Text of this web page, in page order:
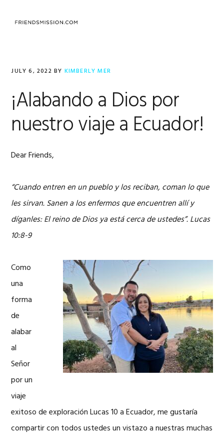
JULY 6, 2022 BY KIMBERLY MER
¡Alabando a Dios por
nuestro viaje a Ecuador!
Dear Friends,
“Cuando entren en un pueblo y los reciban, coman lo que
les sirvan. Sanen a los enfermos que encuentren allí y
díganles: El reino de Dios ya está cerca de ustedes”. Lucas
10:8-9
Como
una
forma
de
alabar
al
Señor
por un
viaje
exitoso de exploración Lucas 10 a Ecuador, me gustaría
compartir con todos ustedes un vistazo a nuestras muchas